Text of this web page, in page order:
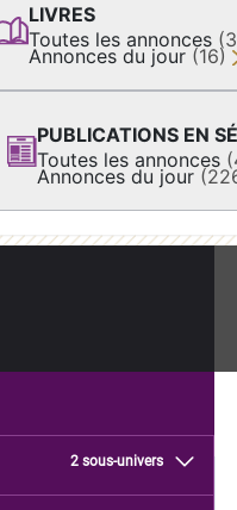
LIVRES
Toutes les annonces
Annonces du jour (16)
PUBLICATIONS EN
Toutes les annonces
Annonces du jour
2 sous-univers